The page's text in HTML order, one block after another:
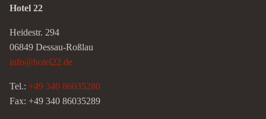
Hotel 22
Heidestr. 294
06849 Dessau-Roßlau
info@hotel22.de
Tel.: +49 340 86035280
Fax: +49 340 86035289